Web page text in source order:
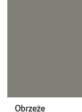
Obrzeże